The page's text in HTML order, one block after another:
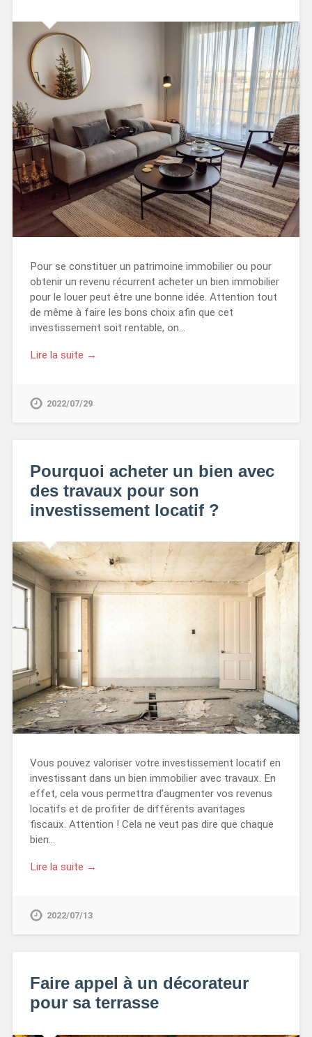
Pour se constituer un patrimoine immobilier ou pour
obtenir un revenu récurrent acheter un bien immobilier
pour le louer peut être une bonne idée. Attention tout
de même à faire les bons choix afin que cet
investissement soit rentable, on…
Lire la suite →
2022/07/29
Pourquoi acheter un bien avec
des travaux pour son
investissement locatif ?
Vous pouvez valoriser votre investissement locatif en
investissant dans un bien immobilier avec travaux. En
effet, cela vous permettra d’augmenter vos revenus
locatifs et de profiter de différents avantages
fiscaux. Attention ! Cela ne veut pas dire que chaque
bien…
Lire la suite →
2022/07/13
Faire appel à un décorateur
pour sa terrasse